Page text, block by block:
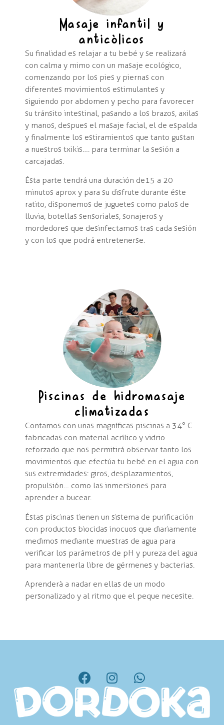
Masaje infantil y
anticòlicos
Su finalidad es relajar a tu bebé y se realizará
con calma y mimo con un masaje ecológico,
comenzando por los pies y piernas con
diferentes movimientos estimulantes y
siguiendo por abdomen y pecho para favorecer
su tránsito intestinal, pasando a los brazos, axilas
y manos, despues el masaje facial, el de espalda
y finalmente los estiramientos que tanto gustan
a nuestros txikis…. para terminar la sesión a
carcajadas.
Ésta parte tendrá una duración de 15 a 20
minutos aprox y para su disfrute durante éste
ratito, disponemos de juguetes como palos de
lluvia, botellas sensoriales, sonajeros y
mordedores que desinfectamos tras cada sesión
y con los que podrá entretenerse.
Piscinas de hidromasaje
climatizadas
Contamos con unas magníficas piscinas a 34° C
fabricadas con material acrílico y vidrio
reforzado que nos permitirá observar tanto los
movimientos que efectúa tu bebé en el agua con
sus extremidades: giros, desplazamientos,
propulsión… como las inmersiones para
aprender a bucear.
Éstas piscinas tienen un sistema de purificación
con productos biocidas inocuos que diariamente
medimos mediante muestras de agua para
verificar los parámetros de pH y pureza del agua
para mantenerla libre de gérmenes y bacterias.
Aprenderà a nadar en ellas de un modo
personalizado y al ritmo que el peque necesite.